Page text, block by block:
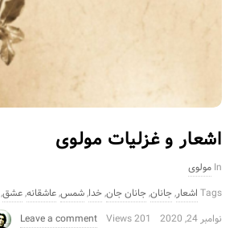
اشعار و غزلیات مولوی
In مولوی
Tags اشعار,جانان,جانان جان,خدا,شمس,عاشقانه,عشق,
نوامبر 24, 2020
201 Views
Leave a comment